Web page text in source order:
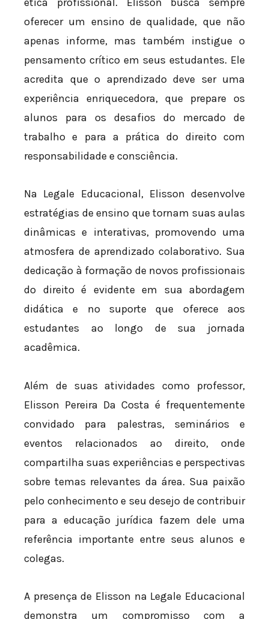
oferecer um ensino de qualidade, que não
apenas informe, mas também instigue o
pensamento crítico em seus estudantes. Ele
acredita que o aprendizado deve ser uma
experiência enriquecedora, que prepare os
alunos para os desafios do mercado de
trabalho e para a prática do direito com
responsabilidade e consciência.
Na Legale Educacional, Elisson desenvolve
estratégias de ensino que tornam suas aulas
dinâmicas e interativas, promovendo uma
atmosfera de aprendizado colaborativo. Sua
dedicação à formação de novos profissionais
do direito é evidente em sua abordagem
didática e no suporte que oferece aos
estudantes ao longo de sua jornada
acadêmica.
Além de suas atividades como professor,
Elisson Pereira Da Costa é frequentemente
convidado para palestras, seminários e
eventos relacionados ao direito, onde
compartilha suas experiências e perspectivas
sobre temas relevantes da área. Sua paixão
pelo conhecimento e seu desejo de contribuir
para a educação jurídica fazem dele uma
referência importante entre seus alunos e
colegas.
A presença de Elisson na Legale Educacional
demonstra um compromisso com a